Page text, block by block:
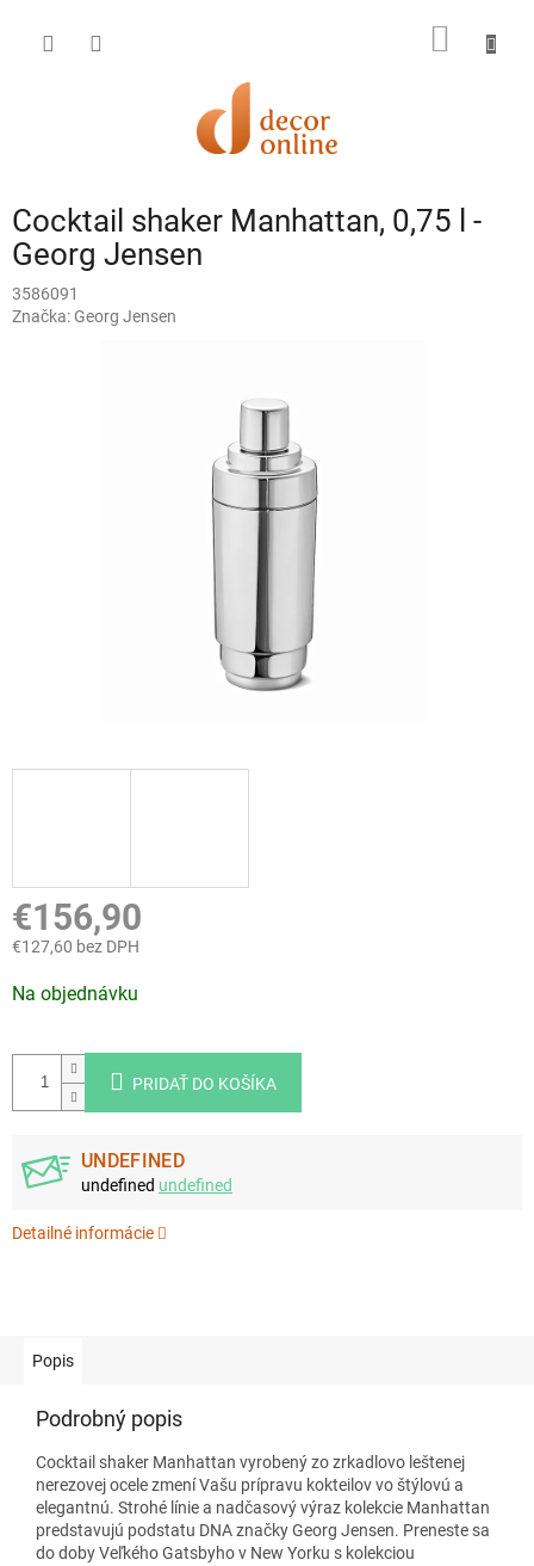
obsah
Cocktail shaker Manhattan, 0,75 l -
Georg Jensen
3586091
Značka: Georg Jensen
€156,90
€127,60 bez DPH
cena:
Na objednávku
PRIDAŤ DO KOŠÍKA
UNDEFINED
undefined undefined
Detailné informácie
Popis
Podrobný popis
Cocktail shaker Manhattan vyrobený zo zrkadlovo leštenej
nerezovej ocele zmení Vašu prípravu kokteilov vo štýlovú a
elegantnú. Strohé línie a nadčasový výraz kolekcie Manhattan
predstavujú podstatu DNA značky Georg Jensen. Preneste sa
do doby Veľkého Gatsbyho v New Yorku s kolekciou